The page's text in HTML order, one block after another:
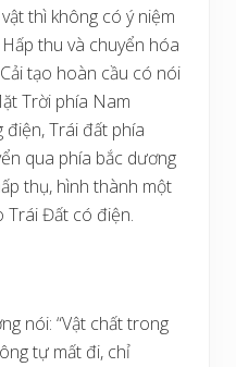
thì không có ý niệm
thu và chuyển hóa
tạo hoàn cầu có nói
Trời phía Nam
Trái đất phía
qua phía bắc dương
thụ, hình thành một
Trái Đất có điện.
nói: “Vật chất trong
tự mất đi, chỉ